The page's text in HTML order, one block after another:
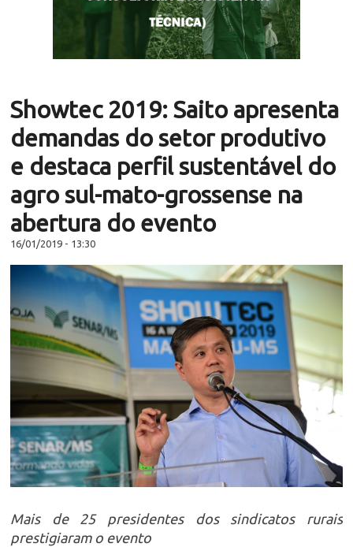
Showtec 2019: Saito apresenta
demandas do setor produtivo
e destaca perfil sustentável do
agro sul-mato-grossense na
abertura do evento
16/01/2019 - 13:30
Mais de 25 presidentes dos sindicatos rurais
prestigiaram o evento